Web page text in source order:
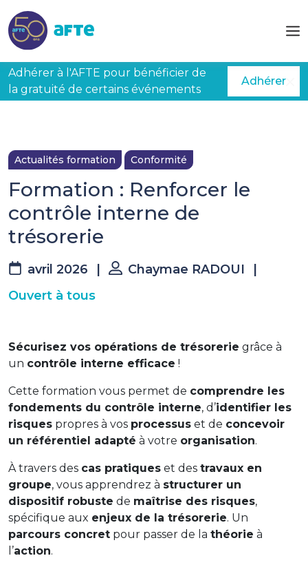
Adhérer à l'AFTE pour bénéficier de
la gratuité de certains événements
Adhérer
Actualités formation Conformité
Formation : Renforcer le
contrôle interne de
trésorerie
avril 2026 Chaymae RADOUI
Ouvert à tous
Sécurisez vos opérations de trésorerie grâce à
un contrôle interne efficace !
Cette formation vous permet de comprendre les
fondements du contrôle interne, d’identifier les
risques propres à vos processus et de concevoir
un référentiel adapté à votre organisation.
À travers des cas pratiques et des travaux en
groupe, vous apprendrez à structurer un
dispositif robuste de maîtrise des risques,
spécifique aux enjeux de la trésorerie. Un
parcours concret pour passer de la théorie à
l’action.